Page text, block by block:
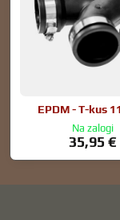
EPDM - T-kus
Na zalogi
35,95 €